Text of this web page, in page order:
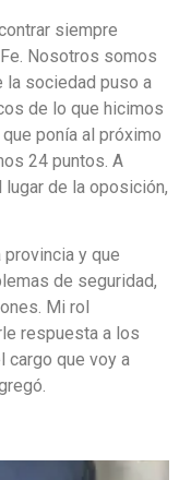
siempre
Nosotros somos
la sociedad puso a
de lo que hicimos
ponía al próximo
24 puntos. A
de la oposición,
y que
de seguridad,
Mi rol
respuesta a los
cargo que voy a